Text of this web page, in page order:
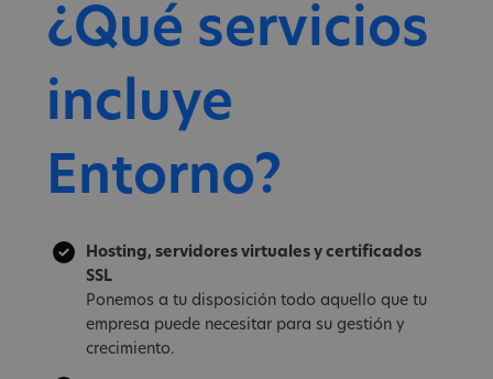
¿Qué servicios
incluye
Entorno?
Hosting, servidores virtuales y certificados
SSL
Ponemos a tu disposición todo aquello que tu
empresa puede necesitar para su gestión y
crecimiento.